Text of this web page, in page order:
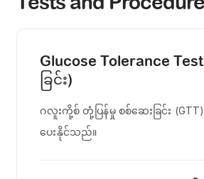
Glucose Tolerance
ခြင်း)
ဂလူးကို့စ် တုံ့ပြန်မှု စစ်ဆေးခြင်း
ပေးနိုင်သည်။